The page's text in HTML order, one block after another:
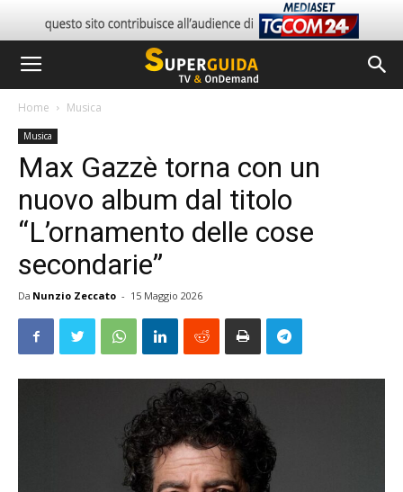
Home Musica
Musica
Max Gazzè torna con un
nuovo album dal titolo
“L’ornamento delle cose
secondarie”
Da Nunzio Zeccato - 15 Maggio 2026